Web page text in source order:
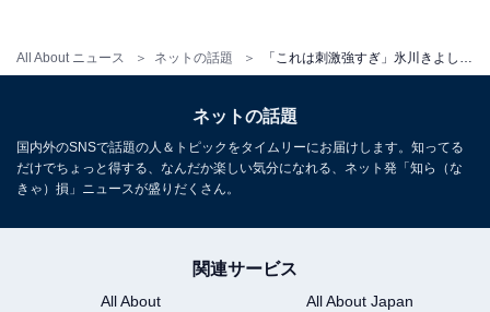
All About ニュース ネットの話題
ネットの話題
国内外のSNSで話題の人＆トピックをタイムリーにお届けします。知ってる
だけでちょっと得する、なんだか楽しい気分になれる、ネット発「知ら（な
きゃ）損」ニュースが盛りだくさん。
関連サービス
All About
All About Japan